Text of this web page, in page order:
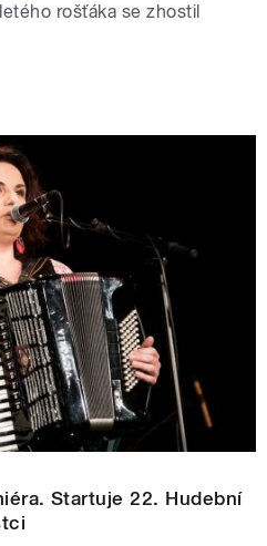
rošťáka se zhostil
Startuje 22. Hudební